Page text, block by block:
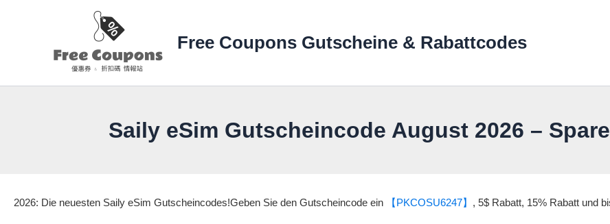
Free Coupons Gutscheine & Rabattcodes
Saily eSim Gutscheincode August 2026 –
2026: Die neuesten Saily eSim Gutscheincodes!Geben Sie den Gutscheincode ein 【PKCOSU6247】 , 5$ Rabatt, 15% Rabatt und